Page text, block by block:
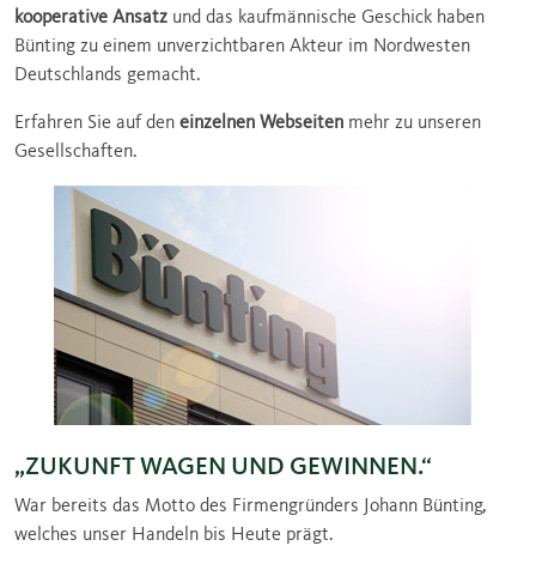
kooperative Ansatz und das kaufmännische Geschick haben
Bünting zu einem unverzichtbaren Akteur im Nordwesten
Deutschlands gemacht.
Erfahren Sie auf den einzelnen Webseiten mehr zu unseren
Gesellschaften.
„ZUKUNFT WAGEN UND GEWINNEN.“
War bereits das Motto des Firmengründers Johann Bünting,
welches unser Handeln bis Heute prägt.